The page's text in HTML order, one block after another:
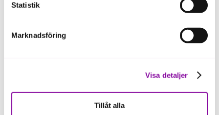
Statistik
Marknadsföring
Visa detaljer
Tillåt alla
Ange företagsnamn